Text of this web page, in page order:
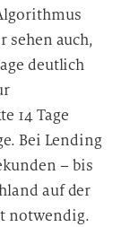
sehen auch,
deutlich
14 Tage
Bei Lending
– bis
auf der
notwendig.